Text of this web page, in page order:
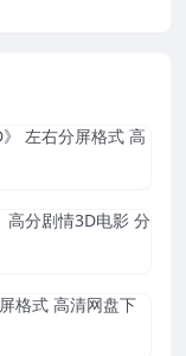
左右分屏格式 高
高分剧情3D电影 分
格式 高清网盘下